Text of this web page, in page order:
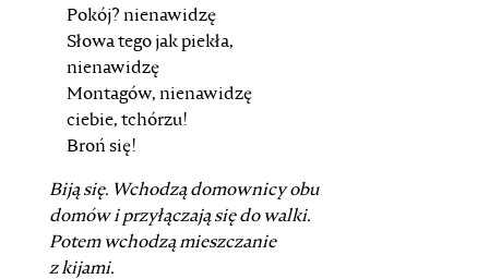
Pokój? nienawidzę
Słowa tego jak piekła,
nienawidzę
Montagów, nienawidzę
ciebie, tchórzu!
Broń się!
Biją się. Wchodzą domownicy obu
domów i przyłączają się do walki.
Potem wchodzą mieszczanie
z kijami.